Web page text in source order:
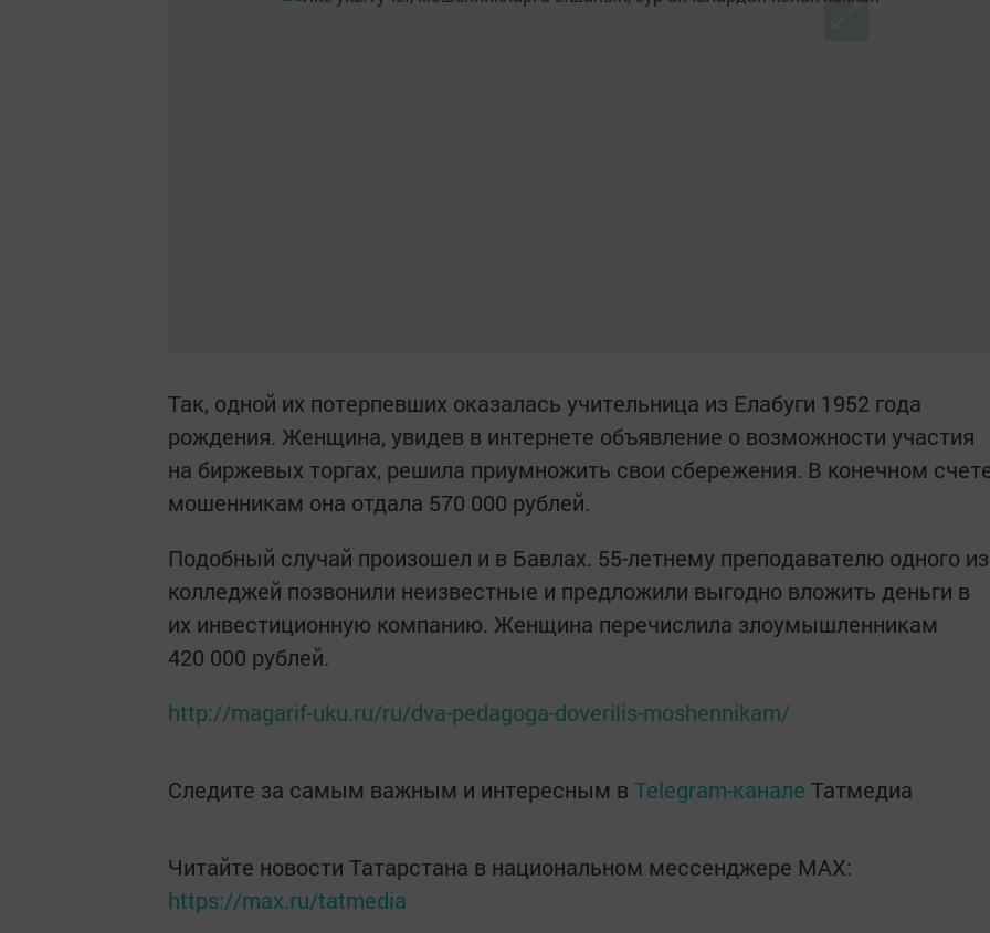
Так, одной их потерпевших оказалась учительница из Елабуги 1952 года
рождения. Женщина, увидев в интернете объявление о возможности участия
на биржевых торгах, решила приумножить свои сбережения. В конечном
мошенникам она отдала 570 000 рублей.
Подобный случай произошел и в Бавлах. 55-летнему преподавателю одного из
колледжей позвонили неизвестные и предложили выгодно вложить деньги в
их инвестиционную компанию. Женщина перечислила злоумышленникам
420 000 рублей.
http://magarif-uku.ru/ru/dva-pedagoga-doverilis-moshennikam/
Следите за самым важным и интересным в Telegram-канале Татмедиа
Читайте новости Татарстана в национальном мессенджере MАХ:
https://max.ru/tatmedia